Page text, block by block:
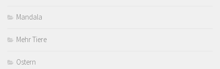
Mandala
Mehr Tiere
Ostern